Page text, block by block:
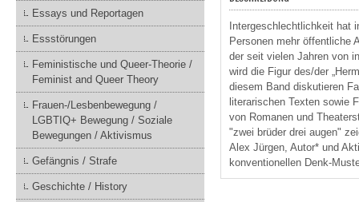
Essays und Reportagen
Essstörungen
Feministische und Queer-Theorie /
Feminist and Queer Theory
Frauen-/Lesbenbewegung /
LGBTIQ+ Bewegung / Soziale
Bewegungen / Aktivismus
Gefängnis / Strafe
Geschichte / History
Intergeschlechtlichkeit hat
Personen mehr öffentliche
der seit vielen Jahren von
wird die Figur des/der
diesem Band diskutieren
literarischen Texten sowie
von Romanen und
"zwei brüder drei augen"
Alex Jürgen, Autor* und
konventionellen Denk-